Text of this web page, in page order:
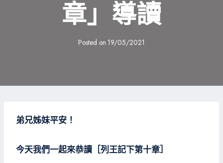
章」導讀
Posted on 19/05/2021
弟兄姊妹平安！
今天我們一起來恭讀［列王記下第十章］